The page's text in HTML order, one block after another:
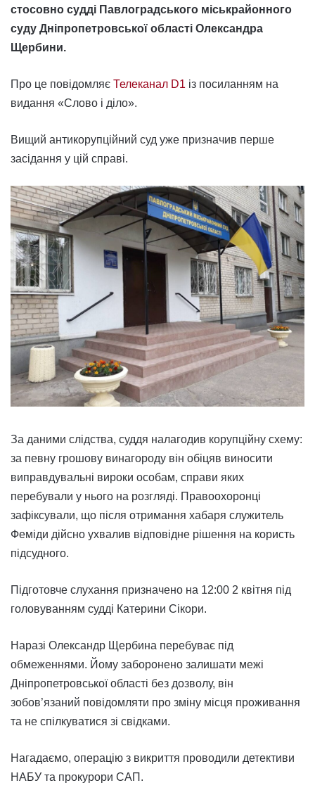
стосовно судді Павлоградського міськрайонного
суду Дніпропетровської області Олександра
Щербини.
Про це повідомляє Телеканал D1 із посиланням на
видання «Слово і діло».
Вищий антикорупційний суд уже призначив перше
засідання у цій справі.
За даними слідства, суддя налагодив корупційну схему:
за певну грошову винагороду він обіцяв виносити
виправдувальні вироки особам, справи яких
перебували у нього на розгляді. Правоохоронці
зафіксували, що після отримання хабаря служитель
Феміди дійсно ухвалив відповідне рішення на користь
підсудного.
Підготовче слухання призначено на 12:00 2 квітня під
головуванням судді Катерини Сікори.
Наразі Олександр Щербина перебуває під
обмеженнями. Йому заборонено залишати межі
Дніпропетровської області без дозволу, він
зобов’язаний повідомляти про зміну місця проживання
та не спілкуватися зі свідками.
Нагадаємо, операцію з викриття проводили детективи
НАБУ та прокурори САП.